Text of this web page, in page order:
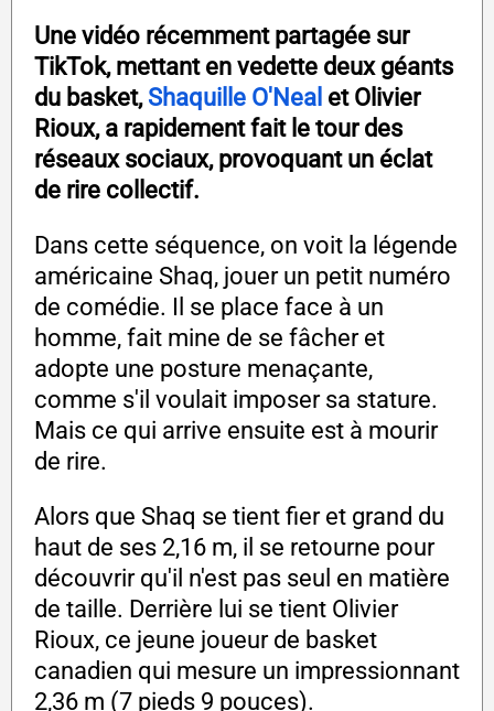
Une vidéo récemment partagée sur
TikTok, mettant en vedette deux géants
du basket, Shaquille O'Neal et Olivier
Rioux, a rapidement fait le tour des
réseaux sociaux, provoquant un éclat
de rire collectif.
Dans cette séquence, on voit la légende
américaine Shaq, jouer un petit numéro
de comédie. Il se place face à un
homme, fait mine de se fâcher et
adopte une posture menaçante,
comme s'il voulait imposer sa stature.
Mais ce qui arrive ensuite est à mourir
de rire.
Alors que Shaq se tient fier et grand du
haut de ses 2,16 m, il se retourne pour
découvrir qu'il n'est pas seul en matière
de taille. Derrière lui se tient Olivier
Rioux, ce jeune joueur de basket
canadien qui mesure un impressionnant
2,36 m (7 pieds 9 pouces).